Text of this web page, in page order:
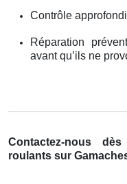
Contrôle
Réparation
avant qu’ils ne
Contactez-nous
roulants sur